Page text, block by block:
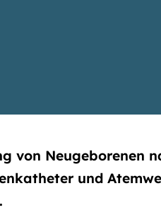
von Neugeborenen
und